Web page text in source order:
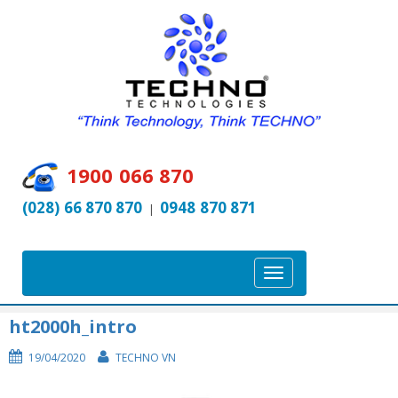
1900 066 870
(028) 66 870 870 | 0948 870 871
T
o
ht2000h_intro
19/04/2020 TECHNO VN